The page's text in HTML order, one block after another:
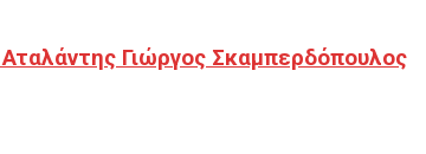
Γιώργος Σκαμπερδόπουλος